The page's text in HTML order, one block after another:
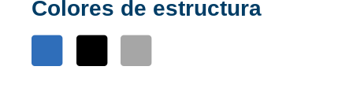
Colores de estructura